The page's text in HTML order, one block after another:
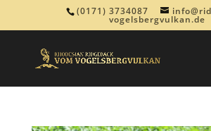
(0171) 3734087
vogelsbergvulkan.de